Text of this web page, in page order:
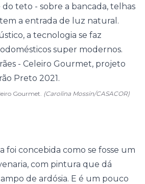
teto - sobre a bancada, telhas
a entrada de luz natural.
a tecnologia se faz
super modernos.
Gourmet. (Carolina Mossin/CASACOR)
foi concebida como se fosse um
com pintura que dá
de ardósia. E é um pouco